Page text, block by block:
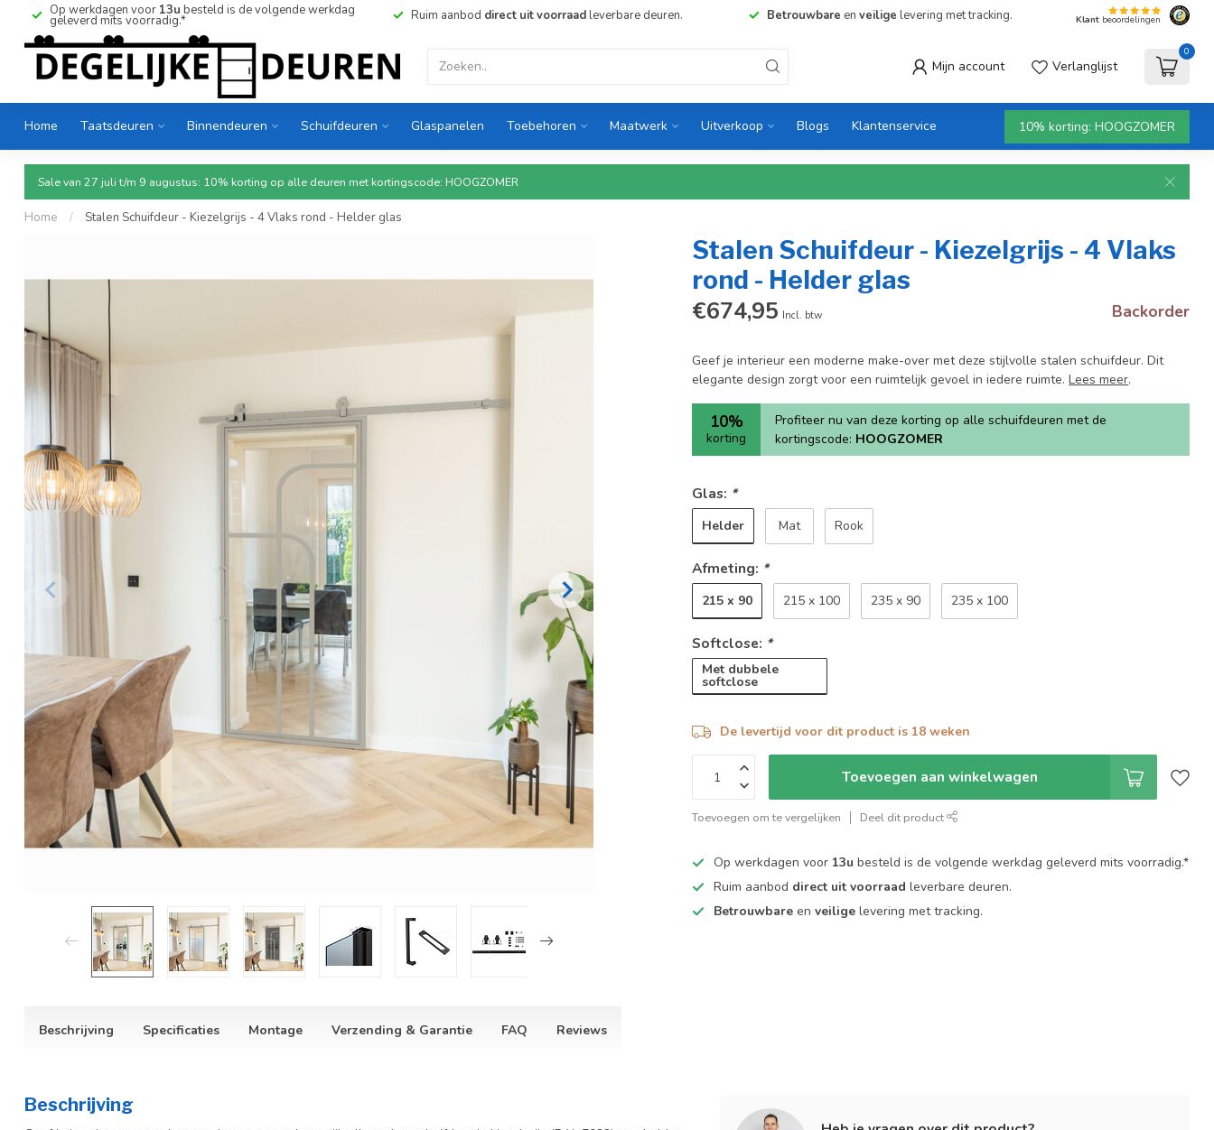
Op werkdagen voor 13u besteld is de volgende werkdag
geleverd mits voorradig.* Ruim aanbod direct uit voorraadleverbare deuren. Betrouwbare en veilige levering met tracking. Klant beoordelingen
Mijn account Verlanglijst
0
Home Taatsdeuren Binnendeuren Schuifdeuren Glaspanelen Toebehoren Maatwerk Uitverkoop Blogs Klantenservice 10% korting: HOOGZOMER
Sale van 27 juli t/m 9 augustus: 10% korting op alle deuren met kortingscode: HOOGZOMER
Home / Stalen Schuifdeur - Kiezelgrijs - 4 Vlaks rond - Helder glas
Stalen Schuifdeur - Kiezelgrijs - 4 Vlaks
rond - Helder glas
€674,95 Incl. btw Backorder
Geef je interieur een moderne make-over met deze stijlvolle stalen schuifdeur. Dit
elegante design zorgt voor een ruimtelijk gevoel in iedere ruimte.Lees meer.
10%
korting
Profiteer nu van deze korting op alle schuifdeuren met de
kortingscode: HOOGZOMER
Glas: *
Helder Mat Rook
Afmeting: *
215 x 90 215 x 100 235 x 90 235 x 100
Softclose: *
Met dubbele
softclose
De levertijd voor dit product is 18 weken
Toevoegen aan winkelwagen
Toevoegen om te vergelijken Deel dit product
Op werkdagen voor 13u besteld is de volgende werkdag geleverd mits voorradig.*
Ruim aanbod direct uit voorraad leverbare deuren.
Betrouwbare enveiligelevering met tracking.
Beschrijving Specificaties Montage Verzending & Garantie FAQ Reviews
Beschrijving